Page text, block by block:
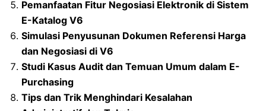
Pemanfaatan Fitur Negosiasi Elektronik di Sistem
E-Katalog V6
Simulasi Penyusunan Dokumen Referensi Harga
dan Negosiasi di V6
Studi Kasus Audit dan Temuan Umum dalam E-
Purchasing
Tips dan Trik Menghindari Kesalahan